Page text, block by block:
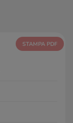
STAMPA PDF